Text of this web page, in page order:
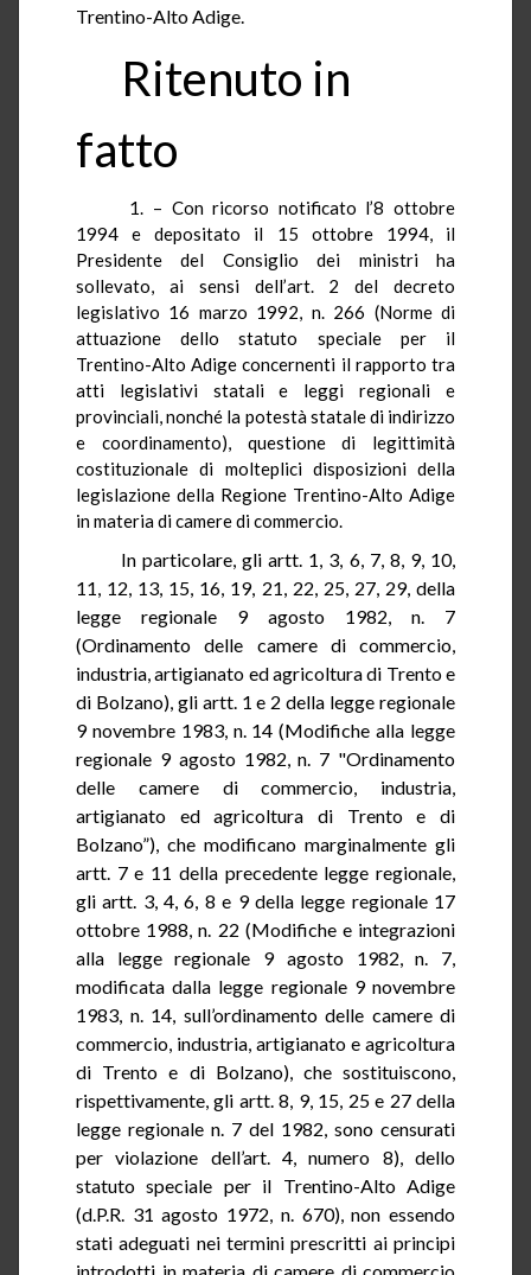
Trentino-Alto Adige.
Ritenuto in
fatto
1. – Con ricorso notificato l’8 ottobre
1994 e depositato il 15 ottobre 1994, il
Presidente del Consiglio dei ministri ha
sollevato, ai sensi dell’art. 2 del decreto
legislativo 16 marzo 1992, n. 266 (Norme di
attuazione dello statuto speciale per il
Trentino-Alto Adige concernenti il rapporto tra
atti legislativi statali e leggi regionali e
provinciali, nonché la potestà statale di indirizzo
e coordinamento), questione di legittimità
costituzionale di molteplici disposizioni della
legislazione della Regione Trentino-Alto Adige
in materia di camere di commercio.
In particolare, gli artt. 1 , 3, 6, 7, 8, 9, 10,
11, 12, 13, 15, 16, 19, 21, 22, 25, 27, 29, della
legge regionale 9 agosto 1982, n. 7
(Ordinamento delle camere di commercio,
industria, artigianato ed agricoltura di Trento e
di Bolzano), gli artt. 1 e 2 della legge regionale
9 novembre 1983, n. 14 (Modifiche alla legge
regionale 9 agosto 1982, n. 7 "Ordinamento
delle camere di commercio, industria,
artigianato ed agricoltura di Trento e di
Bolzano”), che modificano marginalmente gli
artt. 7 e 11 della precedente legge regionale,
gli artt. 3, 4, 6, 8 e 9 della legge regionale 17
ottobre 1988, n. 22 (Modifiche e integrazioni
alla legge regionale 9 agosto 1982, n. 7,
modificata dalla legge regionale 9 novembre
1983, n. 14, sull’ordinamento delle camere di
commercio, industria, artigianato e agricoltura
di Trento e di Bolzano), che sostituiscono,
rispettivamente, gli artt. 8, 9, 15, 25 e 27 della
legge regionale n. 7 del 1982, sono censurati
per violazione dell’art. 4, numero 8), dello
statuto speciale per il Trentino-Alto Adige
(d.P.R.
31 agosto 1972, n. 670), non essendo
stati adeguati nei termini prescritti ai principi
introdotti in materia di camere di commercio